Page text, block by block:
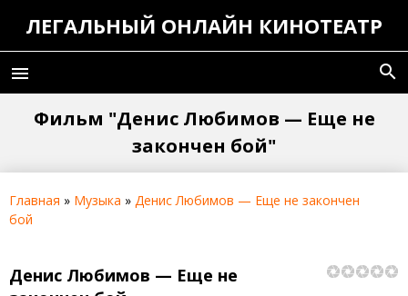
ЛЕГАЛЬНЫЙ ОНЛАЙН КИНОТЕАТР
menu search
Фильм "Денис Любимов — Еще не
закончен бой"
Главная » Музыка » Денис Любимов — Еще не закончен
бой
Денис Любимов — Еще не